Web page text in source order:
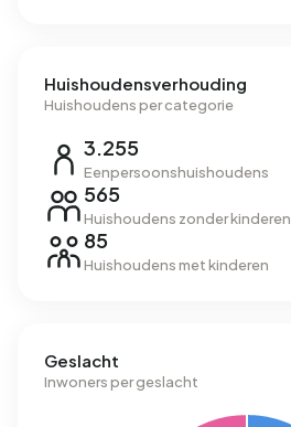
Huishoudensverhouding
Huishoudens per categorie
3.255
Eenpersoonshuishoudens
565
Huishoudens zonder kinderen
85
Huishoudens met kinderen
Geslacht
Inwoners per geslacht